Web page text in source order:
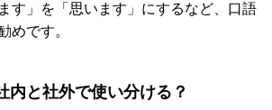
す」を「思います」にするなど、口語
めです。
内と社外で使い分ける？